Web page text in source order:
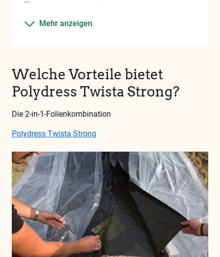
Mehr anzeigen
Welche Vorteile bietet
Polydress Twista Strong?
Die 2-in-1-Folienkombination
Polydress Twista Strong